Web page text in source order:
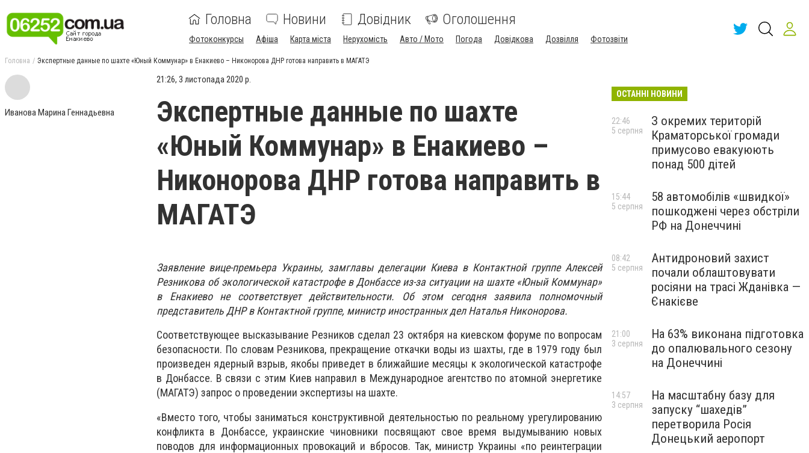
Головна Новини Довідник Оголошення
Фотоконкурсы Афіша Карта міста Нерухомість Авто / Мото Погода Довідкова Дозвілля Фотозвіти
Головна Экспертные данные по шахте «Юный Коммунар» в Енакиево – Никонорова ДНР готова направить в МАГАТЭ
Иванова Марина Геннадьевна
21:26, 3 листопада 2020 р.
Экспертные данные по шахте
«Юный Коммунар» в Енакиево –
Никонорова ДНР готова направить в
МАГАТЭ
Заявление вице-премьера Украины, замглавы делегации Киева в Контактной группе Алексей
Резникова об экологической катастрофе в Донбассе из-за ситуации на шахте «Юный Коммунар»
в Енакиево не соответствует действительности. Об этом сегодня заявила полномочный
представитель ДНР в Контактной группе, министр иностранных дел Наталья Никонорова.
Соответствующее высказывание Резников сделал 23 октября на киевском форуме по вопросам
безопасности. По словам Резникова, прекращение откачки воды из шахты, где в 1979 году был
произведен ядерный взрыв, якобы приведет в ближайшие месяцы к экологической катастрофе
в Донбассе. В связи с этим Киев направил в Международное агентство по атомной энергетике
(МАГАТЭ) запрос о проведении экспертизы на шахте.
«Вместо того, чтобы заниматься конструктивной деятельностью по реальному урегулированию
конфликта в Донбассе, украинские чиновники посвящают свое время выдумыванию новых
поводов для информационных провокаций и вбросов. Так, министр Украины «по реинтеграции
ОСТАННІ НОВИНИ
З окремих територій
Краматорської громади
примусово евакуюють
понад 500 дітей
22:46
5 серпня
58 автомобілів «швидкої»
пошкоджені через обстріли
РФ на Донеччині
15:44
5 серпня
Антидроновий захист
почали облаштовувати
росіяни на трасі Жданівка —
Єнакієве
08:42
5 серпня
На 63% виконана підготовка
до опалювального сезону
на Донеччині
21:00
3 серпня
На масштабну базу для
запуску “шахедів”
перетворила Росія
Донецький аеропорт
14:57
3 серпня